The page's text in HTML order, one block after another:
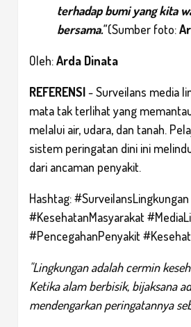
terhadap bumi yang kita
bersama." (Sumber foto:
Oleh:Arda Dinata
REFERENSI- Surveilans media
mata tak terlihat yang
melalui air, udara, dan tanah.
sistem peringatan dini ini
dari ancaman penyakit.
Hashtag: #SurveilansLingkungan
#KesehatanMasyarakat
#PencegahanPenyakit
"Lingkungan adalah cermin
Ketika alam berbisik, bijaksana
mendengarkan peringatannya